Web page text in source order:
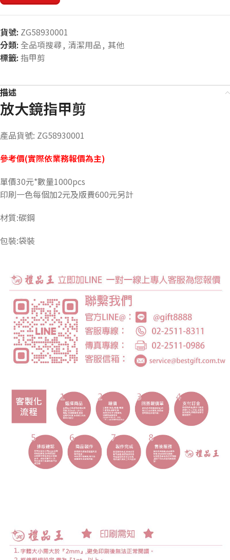
貨號: ZG58930001
分類: 全品項搜尋, 清潔用品 , 其他
標籤: 指甲剪
描述
放大鏡指甲剪
產品貨號: ZG58930001
參考價(實際依業務報價為主)
單價30元*數量1000pcs
印刷一色每個加2元及版費600元另計
材質:碳鋼
包裝:袋裝